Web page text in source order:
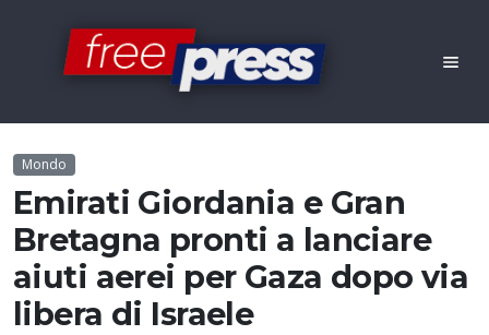
Mondo
Emirati Giordania e Gran
Bretagna pronti a lanciare
aiuti aerei per Gaza dopo via
libera di Israele